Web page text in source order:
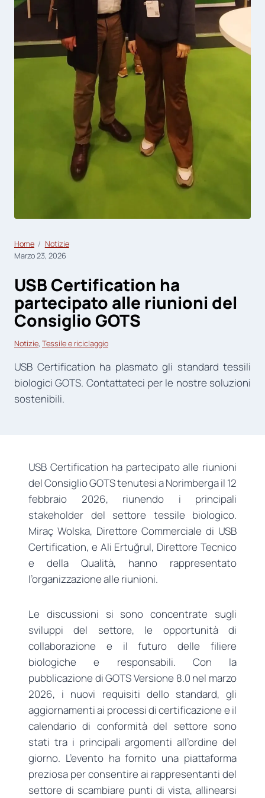
Home
Notizie
Marzo 23, 2026
USB Certification ha
partecipato alle riunioni del
Consiglio GOTS
Notizie, Tessile e riciclaggio
USB Certification ha plasmato gli standard tessili
biologici GOTS. Contattateci per le nostre soluzioni
sostenibili.
USB Certification ha partecipato alle riunioni
del Consiglio GOTS tenutesi a Norimberga il 12
febbraio 2026, riunendo i principali
stakeholder del settore tessile biologico.
Miraç Wolska, Direttore Commerciale di USB
Certification, e Ali Ertuğrul, Direttore Tecnico
e della Qualità, hanno rappresentato
l’organizzazione alle riunioni.
Le discussioni si sono concentrate sugli
sviluppi del settore, le opportunità di
collaborazione e il futuro delle filiere
biologiche e responsabili. Con la
pubblicazione di GOTS Versione 8.0 nel marzo
2026, i nuovi requisiti dello standard, gli
aggiornamenti ai processi di certificazione e il
calendario di conformità del settore sono
stati tra i principali argomenti all’ordine del
giorno. L’evento ha fornito una piattaforma
preziosa per consentire ai rappresentanti del
settore di scambiare punti di vista, allinearsi